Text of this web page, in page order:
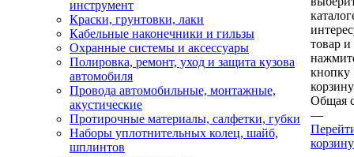
инструмент
Краски, грунтовки, лаки
Кабельные наконечники и гильзы
Охранные системы и аксессуары
Полировка, ремонт, уход и защита кузова
автомобиля
Провода автомобильные, монтажные,
акустические
Протирочные материалы, салфетки, губки
Наборы уплотнительных колец, шайб,
шплинтов
товар и
кнопку
Общая
—
корзину